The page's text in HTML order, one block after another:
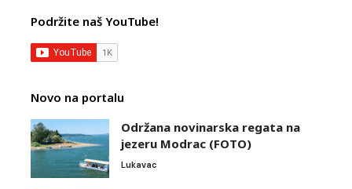
Podržite naš YouTube!
Novo na portalu
Održana novinarska regata na
jezeru Modrac (FOTO)
Lukavac